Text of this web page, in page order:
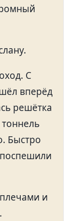
С
вперёд
решётка
Быстро
и